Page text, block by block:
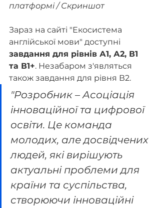
платформі / Скриншот
Зараз на сайті "Екосистема
англійської мови" доступні
завдання для рівнів А1, А2, В1
та В1+. Незабаром з'являться
також завдання для рівня В2.
"Розробник – Асоціація
інноваційної та цифрової
освіти. Це команда
молодих, але досвідчених
людей, які вирішують
актуальні проблеми для
країни та суспільства,
створюючи інноваційні